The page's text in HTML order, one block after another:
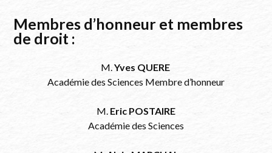
Membres d’honneur et membres
de droit :
M.Yves QUERE
Académie des Sciences Membre d’honneur
M. Eric POSTAIRE
Académie des Sciences